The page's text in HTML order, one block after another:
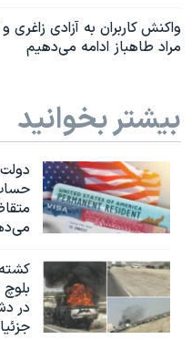
واکنش کاربران به آزادی
مراد طاهباز ادامه می‌دهیم
بیشتر بخوانید
در